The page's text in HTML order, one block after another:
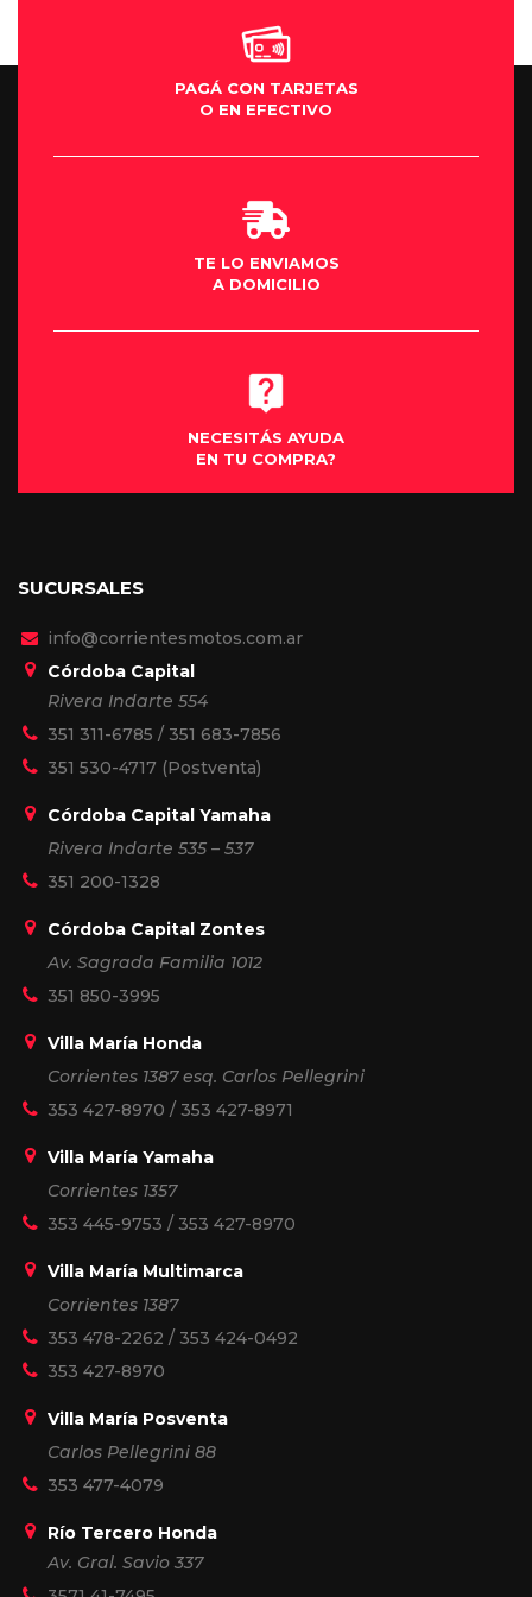
PAGÁ CON TARJETAS
O EN EFECTIVO
TE LO ENVIAMOS
A DOMICILIO
NECESITÁS AYUDA
EN TU COMPRA?
SUCURSALES
info@corrientesmotos.com.ar
Córdoba Capital
Rivera Indarte 554
351 311-6785 / 351 683-7856
351 530-4717 (Postventa)
Córdoba Capital Yamaha
Rivera Indarte 535 – 537
351 200-1328
Córdoba Capital Zontes
Av. Sagrada Familia 1012
351 850-3995
Villa María Honda
Corrientes 1387 esq. Carlos Pellegrini
353 427-8970 / 353 427-8971
Villa María Yamaha
Corrientes 1357
353 445-9753 / 353 427-8970
Villa María Multimarca
Corrientes 1387
353 478-2262 / 353 424-0492
353 427-8970
Villa María Posventa
Carlos Pellegrini 88
353 477-4079
Río Tercero Honda
Av. Gral. Savio 337